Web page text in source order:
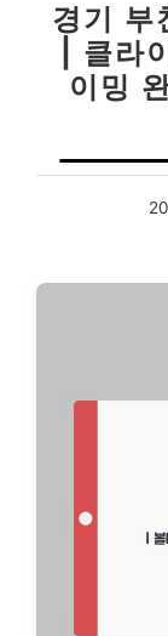
경기 부
| 클라
이밍